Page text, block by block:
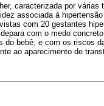
caracterizada por várias
associada à
com 20 gestantes
com o medo
do bebê; e com os riscos
ao aparecimento de